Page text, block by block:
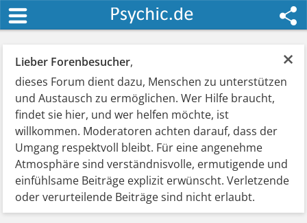
×
Lieber Forenbesucher,
dieses Forum dient dazu, Menschen zu unterstützen
und Austausch zu ermöglichen. Wer Hilfe braucht,
findet sie hier, und wer helfen möchte, ist
willkommen. Moderatoren achten darauf, dass der
Umgang respektvoll bleibt. Für eine angenehme
Atmosphäre sind verständnisvolle, ermutigende und
einfühlsame Beiträge explizit erwünscht. Verletzende
oder verurteilende Beiträge sind nicht erlaubt.